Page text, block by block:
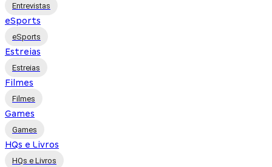
Entrevistas
eSports
eSports
Estreias
Estreias
Filmes
Filmes
Games
Games
HQs e Livros
HQs e Livros